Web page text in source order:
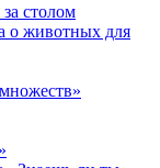
столом
о животных для